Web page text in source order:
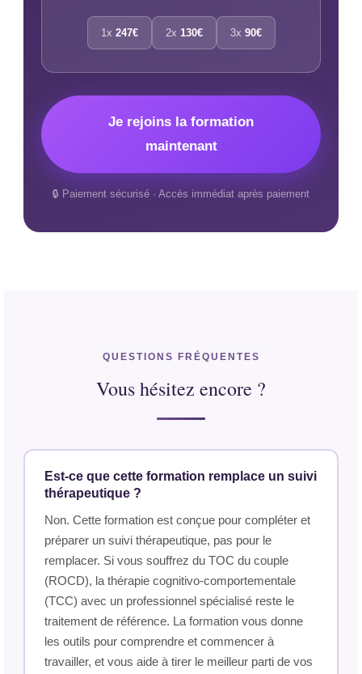
1x 247€ 2x 130€ 3x 90€
Je rejoins la formation
maintenant
🔒 Paiement sécurisé · Accès immédiat après paiement
QUESTIONS FRÉQUENTES
Vous hésitez encore ?
Est-ce que cette formation remplace un suivi
thérapeutique ?
Non. Cette formation est conçue pour compléter et
préparer un suivi thérapeutique, pas pour le
remplacer. Si vous souffrez du TOC du couple
(ROCD), la thérapie cognitivo-comportementale
(TCC) avec un professionnel spécialisé reste le
traitement de référence. La formation vous donne
les outils pour comprendre et commencer à
travailler, et vous aide à tirer le meilleur parti de vos